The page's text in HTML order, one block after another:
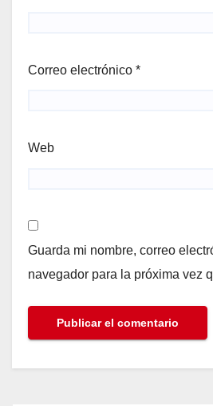
Correo electrónico *
Web
Guarda mi nombre, correo
navegador para la próxima vez